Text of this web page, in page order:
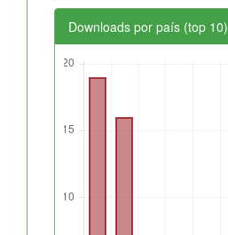
Downloads por país (top 10)